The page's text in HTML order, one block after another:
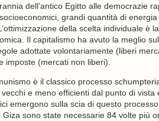
dell’antico Egitto alle democrazie
grandi quantità di
della scelta individuale è
Il capitalismo ha avuto la meglio
adottate volontariamente (liberi
imposte (mercati non liberi).
è il classico processo
e meno efficienti dal punto di
emergono sulla scia di questo
sono state necessarie 84 volte più